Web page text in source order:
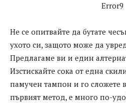
Error9
Не се опитвайте да бутате
ухото си, защото може да
Предлагаме ви и един
Изстискайте сока от една
памучен тампон и го сложете
първият метод, е много по-